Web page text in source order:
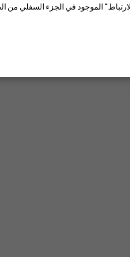
الموجود في الجزء السفلي